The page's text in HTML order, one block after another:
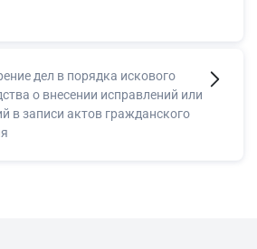
дел в порядка искового
о внесении исправлений или
в записи актов гражданского